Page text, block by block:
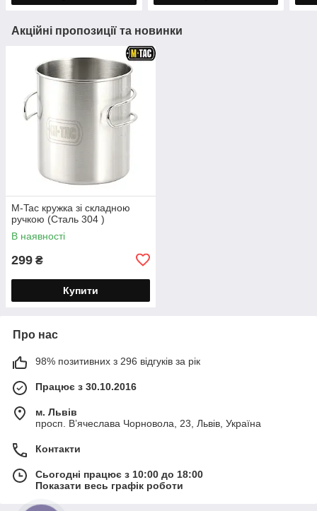
Акційні пропозиції та новинки
M-Tac кружка зі складною
ручкою (Сталь 304 )
В наявності
299 ₴
Купити
Про нас
98% позитивних з 296 відгуків за рік
Працює з 30.10.2016
м. Львів
просп. В’ячеслава Чорновола, 23, Львів, Україна
Контакти
Сьогодні працює з 10:00 до 18:00
Показати весь графік роботи